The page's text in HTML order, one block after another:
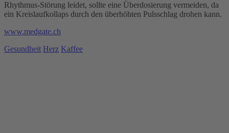
Rhythmus-Störung leidet, sollte eine Überdosierung vermeiden, da
ein Kreislaufkollaps durch den überhöhten Pulsschlag drohen kann.
www.medgate.ch
Gesundheit Herz Kaffee